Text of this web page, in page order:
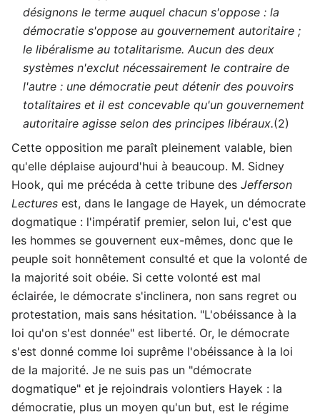
désignons le terme auquel chacun s'oppose : la
démocratie s'oppose au gouvernement autoritaire ;
le libéralisme au totalitarisme. Aucun des deux
systèmes n'exclut nécessairement le contraire de
l'autre : une démocratie peut détenir des pouvoirs
totalitaires et il est concevable qu'un gouvernement
autoritaire agisse selon des principes libéraux.(2)
Cette opposition me paraît pleinement valable, bien
qu'elle déplaise aujourd'hui à beaucoup. M. Sidney
Hook, qui me précéda à cette tribune des Jefferson
Lectures est, dans le langage de Hayek, un démocrate
dogmatique : l'impératif premier, selon lui, c'est que
les hommes se gouvernent eux-mêmes, donc que le
peuple soit honnêtement consulté et que la volonté de
la majorité soit obéie. Si cette volonté est mal
éclairée, le démocrate s'inclinera, non sans regret ou
protestation, mais sans hésitation. "L'obéissance à la
loi qu'on s'est donnée" est liberté. Or, le démocrate
s'est donné comme loi suprême l'obéissance à la loi
de la majorité. Je ne suis pas un "démocrate
dogmatique" et je rejoindrais volontiers Hayek : la
démocratie, plus un moyen qu'un but, est le régime